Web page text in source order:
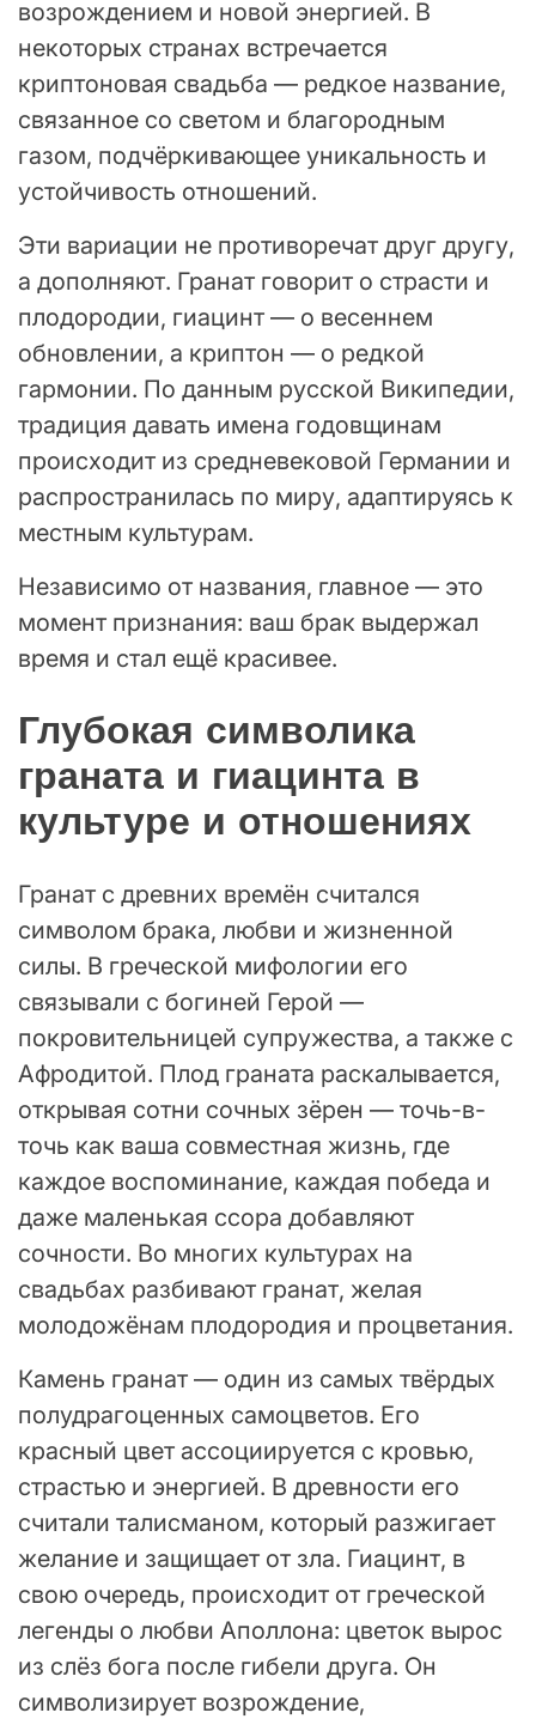
возрождением и новой энергией. В
некоторых странах встречается
криптоновая свадьба — редкое название,
связанное со светом и благородным
газом, подчёркивающее уникальность и
устойчивость отношений.
Эти вариации не противоречат друг другу,
а дополняют. Гранат говорит о страсти и
плодородии, гиацинт — о весеннем
обновлении, а криптон — о редкой
гармонии. По данным русской Википедии,
традиция давать имена годовщинам
происходит из средневековой Германии и
распространилась по миру, адаптируясь к
местным культурам.
Независимо от названия, главное — это
момент признания: ваш брак выдержал
время и стал ещё красивее.
Глубокая символика
граната и гиацинта в
культуре и отношениях
Гранат с древних времён считался
символом брака, любви и жизненной
силы. В греческой мифологии его
связывали с богиней Герой —
покровительницей супружества, а также с
Афродитой. Плод граната раскалывается,
открывая сотни сочных зёрен — точь-в-
точь как ваша совместная жизнь, где
каждое воспоминание, каждая победа и
даже маленькая ссора добавляют
сочности. Во многих культурах на
свадьбах разбивают гранат, желая
молодожёнам плодородия и процветания.
Камень гранат — один из самых твёрдых
полудрагоценных самоцветов. Его
красный цвет ассоциируется с кровью,
страстью и энергией. В древности его
считали талисманом, который разжигает
желание и защищает от зла. Гиацинт, в
свою очередь, происходит от греческой
легенды о любви Аполлона: цветок вырос
из слёз бога после гибели друга. Он
символизирует возрождение,